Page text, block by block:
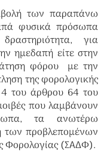
των παραπάνω
φυσικά πρόσωπα
για
ημεδαπή είτε στην
φόρου με την
της φορολογικής
του άρθρου 64 του
που λαμβάνουν
τα ανωτέρω
των προβλεπομένων
Φορολογίας (ΣΑΔΦ).